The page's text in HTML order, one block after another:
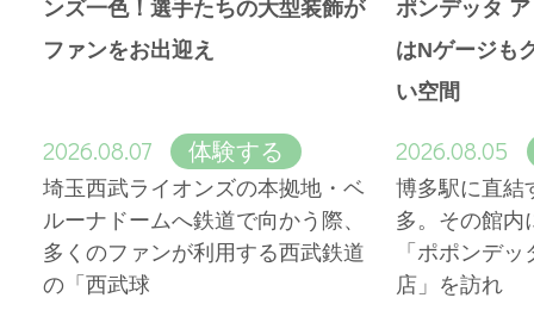
ンズ一色！選手たちの大型装飾が
ファンをお出迎え
2026.08.07 体験する
埼玉西武ライオンズの本拠地・ベ
ルーナドームへ鉄道で向かう際、
多くのファンが利用する西武鉄道
の「西武球
ポンデッタ
はNゲージも
い空間
2026.08.05
博多駅に直結
多。その館内
「ポポンデ
店」を訪れ